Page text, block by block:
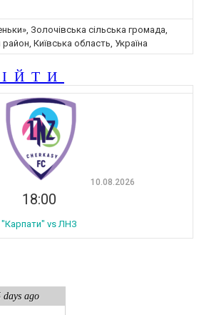
Золочівська сільська громада,
Київська область, Україна
10.08.2026
18:00
"Карпати" vs ЛНЗ
days ago